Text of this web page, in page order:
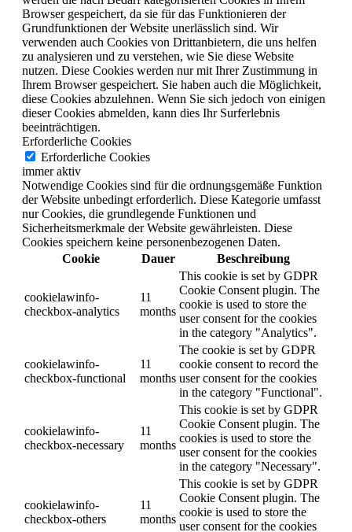
Browser gespeichert, da sie für das Funktionieren der
Grundfunktionen der Website unerlässlich sind. Wir
verwenden auch Cookies von Drittanbietern, die uns helfen
zu analysieren und zu verstehen, wie Sie diese Website
nutzen. Diese Cookies werden nur mit Ihrer Zustimmung in
Ihrem Browser gespeichert. Sie haben auch die Möglichkeit,
diese Cookies abzulehnen. Wenn Sie sich jedoch von einigen
dieser Cookies abmelden, kann dies Ihr Surferlebnis
beeinträchtigen.
Erforderliche Cookies
Erforderliche Cookies
immer aktiv
Notwendige Cookies sind für die ordnungsgemäße Funktion
der Website unbedingt erforderlich. Diese Kategorie umfasst
nur Cookies, die grundlegende Funktionen und
Sicherheitsmerkmale der Website gewährleisten. Diese
Cookies speichern keine personenbezogenen Daten.
Cookie
Dauer Beschreibung
cookielawinfo-
checkbox-analytics
11
months
This cookie is set by GDPR
Cookie Consent plugin. The
cookie is used to store the
user consent for the cookies
in the category "Analytics".
cookielawinfo-
checkbox-functional
11
months
The cookie is set by GDPR
cookie consent to record the
user consent for the cookies
in the category "Functional".
cookielawinfo-
checkbox-necessary
11
months
This cookie is set by GDPR
Cookie Consent plugin. The
cookies is used to store the
user consent for the cookies
in the category "Necessary".
cookielawinfo-
checkbox-others
11
months
This cookie is set by GDPR
Cookie Consent plugin. The
cookie is used to store the
user consent for the cookies